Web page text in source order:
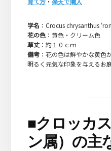
学名 ：Crocus chrysanthus
花の色：黄色・クリーム色
草丈：約１０ｃｍ
備考：花の色は鮮やかな黄色
明るく元気な印象を与えるお
■クロッカ
ン属）の主